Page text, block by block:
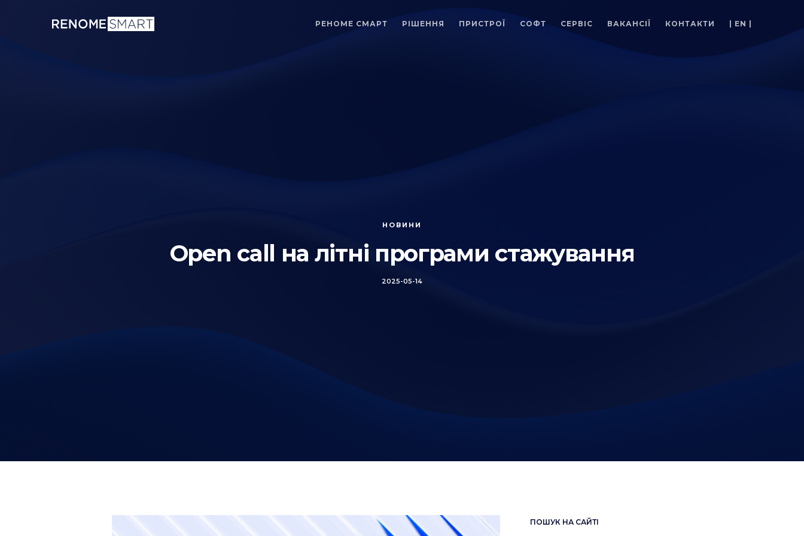
РЕНОМЕ СМАРТ РІШЕННЯ ПРИСТРОЇ СОФТ СЕРВІС ВАКАНСІЇ КОНТАКТИ | EN |
НОВИНИ
Open call на літні програми стажування
2025-05-14
ПОШУК НА САЙТІ